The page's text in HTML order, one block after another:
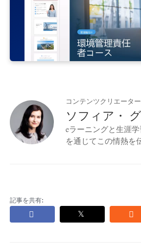
コンテンツクリエータ
ソフィア・
eラーニングと生涯
を通じてこの情熱を
記事を共有: